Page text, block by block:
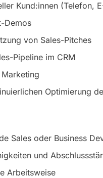
Kund:innen (Telefon,
Demos
von Sales-Pitches
Pipeline im CRM
Optimierung
Sales oder Business
und
Arbeitsweise